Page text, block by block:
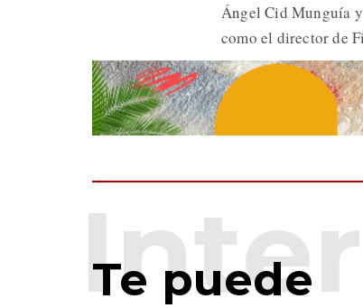
Ángel Cid Munguía
como el director de
Te puede